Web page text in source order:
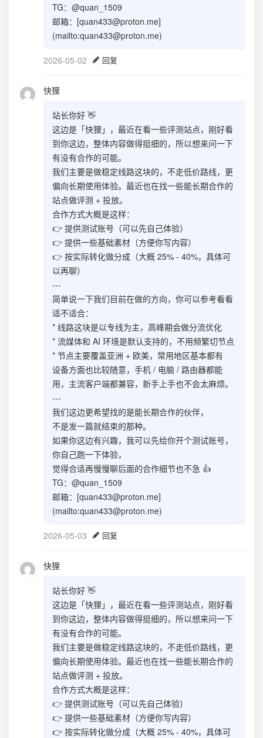
TG：@quan_1509
邮箱：[quan433@proton.me]
(mailto:quan433@proton.me)
2026-05-02 回复
快狸
站长你好 👋
这边是「快狸」，最近在看一些评测站点，刚好看
到你这边，整体内容做得挺细的，所以想来问一下
有没有合作的可能。
我们主要是做稳定线路这块的，不走低价路线，更
偏向长期使用体验。最近也在找一些能长期合作的
站点做评测 + 投放。
合作方式大概是这样：
👉 提供测试账号（可以先自己体验）
👉 提供一些基础素材（方便你写内容）
👉 按实际转化做分成（大概 25% - 40%，具体可
以再聊）
---
简单说一下我们目前在做的方向，你可以参考看看
适不适合：
* 线路这块是以专线为主，高峰期会做分流优化
* 流媒体和 AI 环境是默认支持的，不用频繁切节点
* 节点主要覆盖亚洲 + 欧美，常用地区基本都有
设备方面也比较随意，手机 / 电脑 / 路由器都能
用，主流客户端都兼容，新手上手也不会太麻烦。
---
我们这边更希望找的是能长期合作的伙伴，
不是发一篇就结束的那种。
如果你这边有兴趣，我可以先给你开个测试账号，
你自己跑一下体验，
觉得合适再慢慢聊后面的合作细节也不急 👍
TG：@quan_1509
邮箱：[quan433@proton.me]
(mailto:quan433@proton.me)
2026-05-03 回复
快狸
站长你好 👋
这边是「快狸」，最近在看一些评测站点，刚好看
到你这边，整体内容做得挺细的，所以想来问一下
有没有合作的可能。
我们主要是做稳定线路这块的，不走低价路线，更
偏向长期使用体验。最近也在找一些能长期合作的
站点做评测 + 投放。
合作方式大概是这样：
👉 提供测试账号（可以先自己体验）
👉 提供一些基础素材（方便你写内容）
👉 按实际转化做分成（大概 25% - 40%，具体可